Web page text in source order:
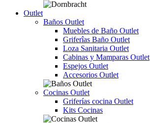
Outlet
Baños Outlet
Muebles de Baño Outlet
Griferîas Baño Outlet
Loza Sanitaria Outlet
Cabinas y Mamparas Outlet
Espejos Outlet
Accesorios Outlet
Cocinas Outlet
Griferías cocina Outlet
Kits Cocinas